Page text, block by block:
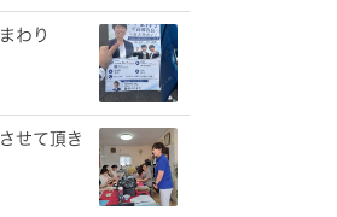
わり
せて頂き